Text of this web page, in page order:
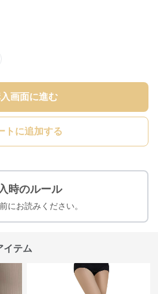
画面に進む
トに追加する
時のルール
にお読みください。
イテム